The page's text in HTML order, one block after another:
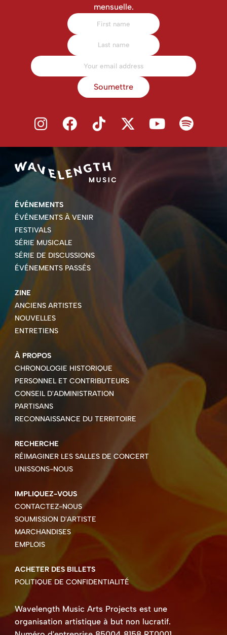
mensuelle.
Soumettre
ÉVÉNEMENTS
ÉVÉNEMENTS À VENIR
FESTIVALS
SÉRIE MUSICALE
SÉRIE DE DISCUSSIONS
ÉVÉNEMENTS PASSÉS
ZINE
ANCIENS ARTISTES
NOUVELLES
ENTRETIENS
À PROPOS
CHRONOLOGIE HISTORIQUE
PERSONNEL ET CONTRIBUTEURS
CONSEIL D'ADMINISTRATION
PARTISANS
RECONNAISSANCE DU TERRITOIRE
RECHERCHE
RÉIMAGINER LES SALLES DE CONCERT
UNISSONS-NOUS
IMPLIQUEZ-VOUS
CONTACTEZ-NOUS
SOUMISSION D'ARTISTE
MARCHANDISES
EMPLOIS
ACHETER DES BILLETS
POLITIQUE DE CONFIDENTIALITÉ
Wavelength Music Arts Projects est une
organisation artistique à but non lucratif.